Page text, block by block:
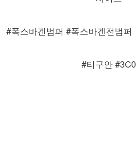
#폭스바겐범퍼 #폭스바겐전범퍼
#티구안 #3C0